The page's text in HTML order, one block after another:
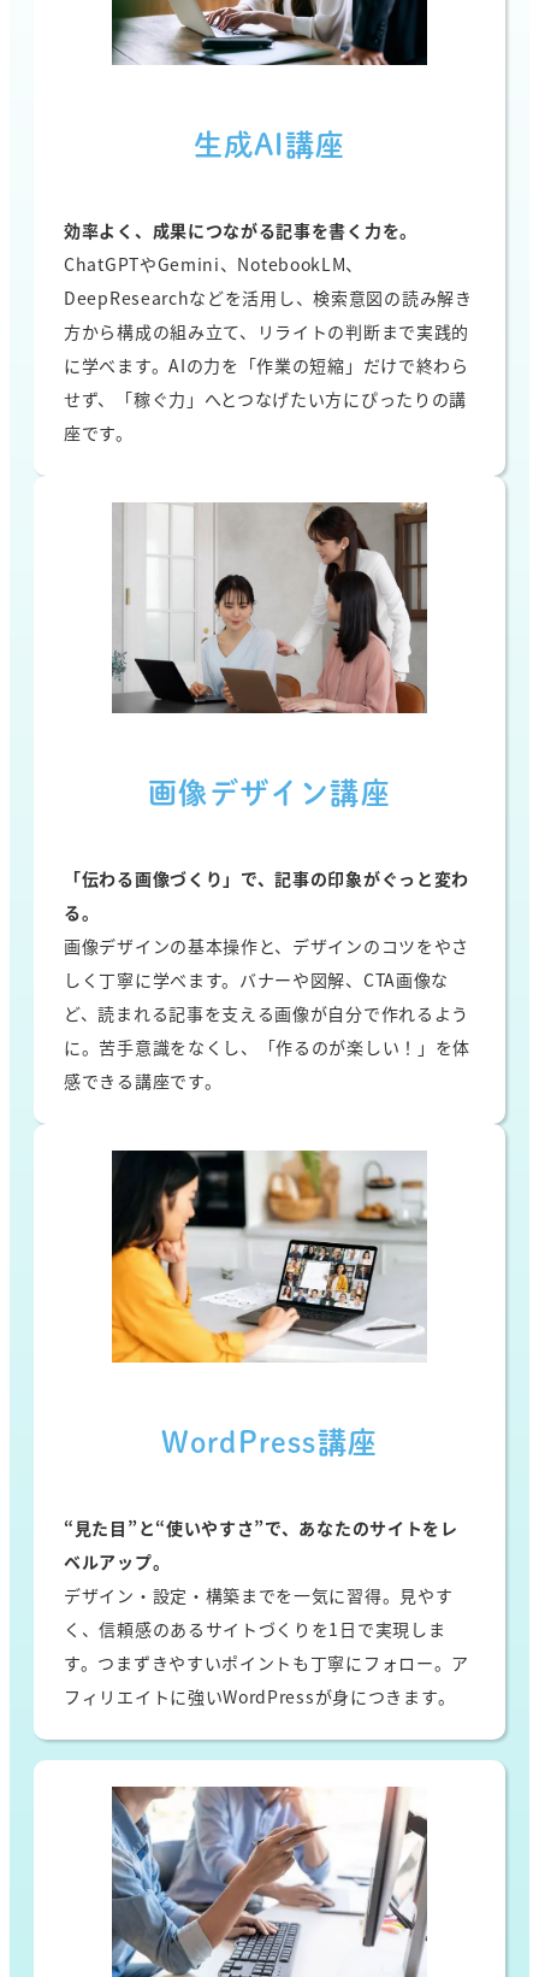
生成AI講座
効率よく、成果につながる記事を書く力を。
ChatGPTやGemini、NotebookLM、
DeepResearchなどを活用し、検索意図の読み解き
方から構成の組み立て、リライトの判断まで実践的
に学べます。AIの力を「作業の短縮」だけで終わら
せず、「稼ぐ力」へとつなげたい方にぴったりの講
座です。
画像デザイン講座
「伝わる画像づくり」で、記事の印象がぐっと変わ
る。
画像デザインの基本操作と、デザインのコツをやさ
しく丁寧に学べます。バナーや図解、CTA画像な
ど、読まれる記事を支える画像が自分で作れるよう
に。苦手意識をなくし、「作るのが楽しい！」を体
感できる講座です。
WordPress講座
“見た目”と“使いやすさ”で、あなたのサイトをレ
ベルアップ。
デザイン・設定・構築までを一気に習得。見やす
く、信頼感のあるサイトづくりを1日で実現しま
す。つまずきやすいポイントも丁寧にフォロー。ア
フィリエイトに強いWordPressが身につきます。